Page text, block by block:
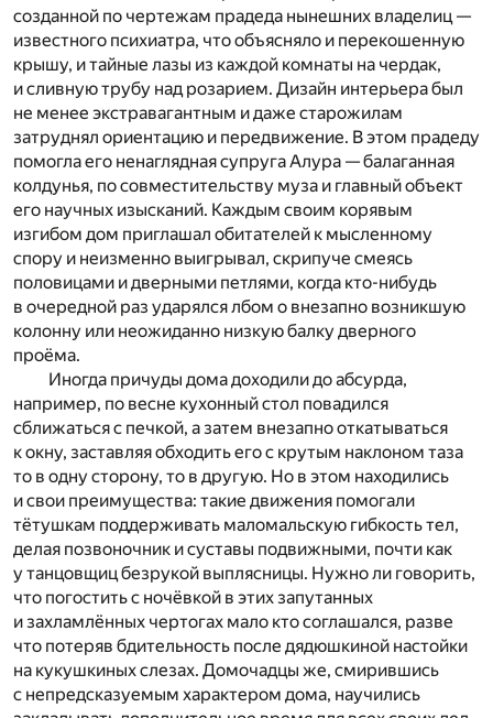
созданной по чертежам прадеда нынешних владелиц —
известного психиатра, что объясняло и перекошенную
крышу, и тайные лазы из каждой комнаты на чердак,
и сливную трубу над розарием. Дизайн интерьера был
не менее экстравагантным и даже старожилам
затруднял ориентацию и передвижение. В этом прадеду
помогла его ненаглядная супруга Алура — балаганная
колдунья, по совместительству муза и главный объект
его научных изысканий. Каждым своим корявым
изгибом дом приглашал обитателей к мысленному
спору и неизменно выигрывал, скрипуче смеясь
половицами и дверными петлями, когда кто-нибудь
в очередной раз ударялся лбом о внезапно возникшую
колонну или неожиданно низкую балку дверного
проёма.
Иногда причуды дома доходили до абсурда,
например, по весне кухонный стол повадился
сближаться с печкой, а затем внезапно откатываться
к окну, заставляя обходить его с крутым наклоном таза
то в одну сторону, то в другую. Но в этом находились
и свои преимущества: такие движения помогали
тётушкам поддерживать маломальскую гибкость тел,
делая позвоночник и суставы подвижными, почти как
у танцовщиц безрукой выплясницы. Нужно ли говорить,
что погостить с ночёвкой в этих запутанных
и захламлённых чертогах мало кто соглашался, разве
что потеряв бдительность после дядюшкиной настойки
на кукушкиных слезах. Домочадцы же, смирившись
с непредсказуемым характером дома, научились